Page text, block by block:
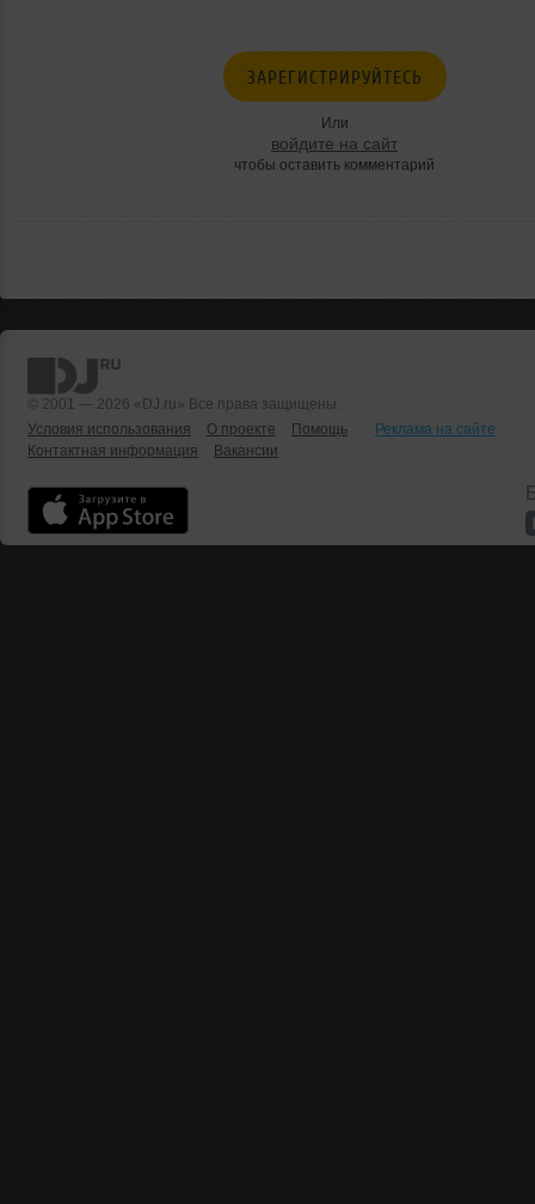
ЗАРЕГИСТРИРУЙТЕСЬ
Или
войдите на сайт
чтобы оставить комментарий
© 2001 — 2026 «DJ.ru» Все права защищены.
Условия использования
О проекте Помощь
Реклама на сайте
Контактная информация
Вакансии